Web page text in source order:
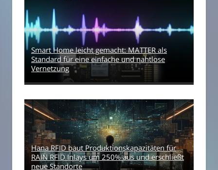
Smart Home leicht gemacht: MATTER als
Standard für eine einfache und nahtlose
Vernetzung
Hana RFID baut Produktionskapazitäten für
RAIN RFID Inlays um 250% aus und erschließt
neue Standorte